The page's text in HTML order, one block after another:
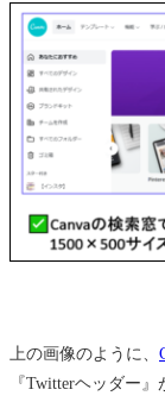
上の画像のように、
『Twitterヘッダー